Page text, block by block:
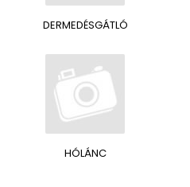
DERMEDÉSGÁTLÓ
HÓLÁNC